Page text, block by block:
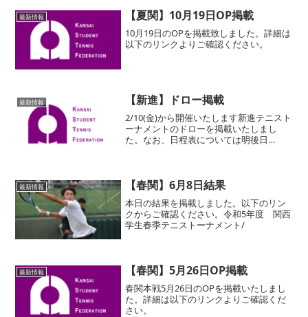
最新情報 【夏関】10月19日OP掲載
10月19日のOPを掲載致しました。詳細は
以下のリンクよりご確認ください。
最新情報 【新進】ドロー掲載
2/10(金)から開催いたします新進テニスト
ーナメントのドローを掲載いたしまし
た。なお、日程表については明後日
最新情報 【春関】6月8日結果
本日の結果を掲載しました。以下のリン
クからご確認ください。令和5年度 関西
学生春季テニストーナメント/
最新情報 【春関】5月26日OP掲載
春関本戦5月26日のOPを掲載いたしまし
た。詳細は以下のリンクよりご確認くだ
さい。